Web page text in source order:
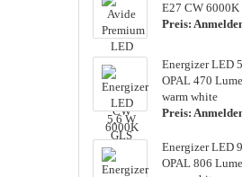
Baby C
Mono D
9V E-Block
Baby C
E27 CW 6000K
Preis:
En­er­gi­zer LED
OPAL 470
warm white
Preis:
En­er­gi­zer LED
OPAL 806